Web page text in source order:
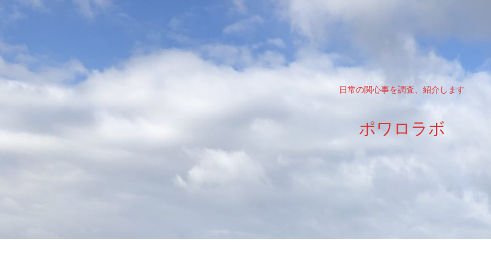
日常の関心事を調査、紹介します
ポワロラボ